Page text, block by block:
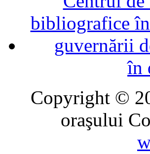
în
Copyright ©
oraşului